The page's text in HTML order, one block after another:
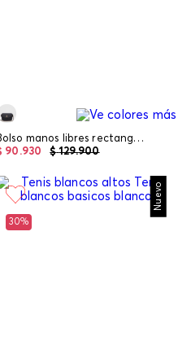
Bolso manos libres rectangular
$ 129.900
90 .930
Nuevo
30%